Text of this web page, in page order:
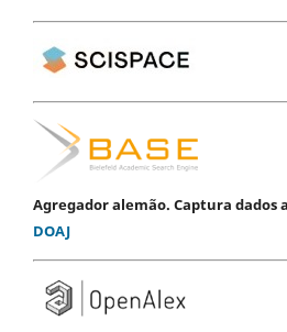
Agregador alemão. Captura
DOAJ